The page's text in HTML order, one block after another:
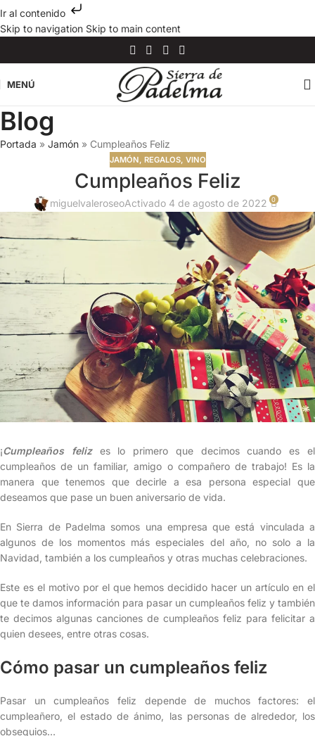
Ir al contenido
Skip to navigation Skip to main content
MENÚ
Blog
Portada » Jamón » Cumpleaños Feliz
JAMÓN, REGALOS, VINO
Cumpleaños Feliz
miguelvaleroseoActivado 4 de agosto de 2022 0
¡Cumpleaños felizes lo primero que decimos cuando es el
cumpleaños de un familiar, amigo o compañero de trabajo! Es la
manera que tenemos que decirle a esa persona especial que
deseamos que pase un buen aniversario de vida.
En Sierra de Padelma somos una empresa que está vinculada a
algunos de los momentos más especiales del año, no solo a la
Navidad, también a los cumpleaños y otras muchas celebraciones.
Este es el motivo por el que hemos decidido hacer un artículo en el
que te damos información para pasar un cumpleaños feliz y también
te decimos algunas canciones de cumpleaños feliz para felicitar a
quien desees, entre otras cosas.
Cómo pasar un cumpleaños feliz
Pasar un cumpleaños feliz depende de muchos factores: el
cumpleañero, el estado de ánimo, las personas de alrededor, los
obsequios…